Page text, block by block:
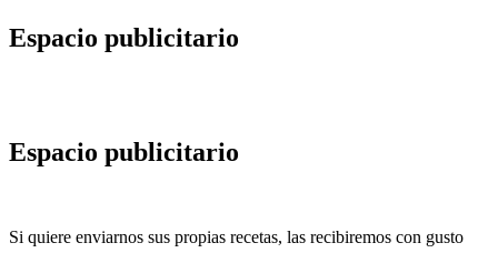
Espacio publicitario
Espacio publicitario
Si quiere enviarnos sus propias recetas, las recibiremos con gusto